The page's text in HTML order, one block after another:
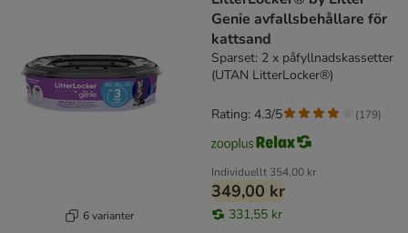
6 varianter
Genie avfallsbehållare för
kattsand
Sparset: 2 x påfyllnadskassetter
(UTAN LitterLocker®)
Individuellt 354,00 kr
349,00 kr
331,55 kr
Rating: 4.3/5 (179)